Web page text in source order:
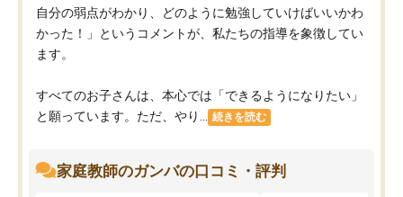
自分の弱点がわかり、どのように勉強していけばいいかわ
かった！」というコメントが、私たちの指導を象徴してい
ます。
すべてのお子さんは、本心では「できるようになりたい」
と願っています。ただ、やり...
続きを読む
家庭教師のガンバの口コミ・評判